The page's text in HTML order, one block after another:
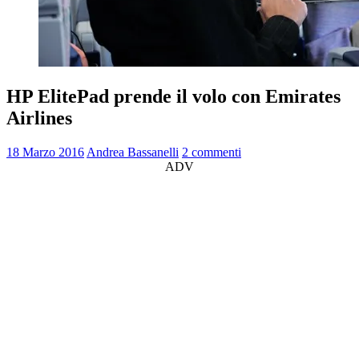
HP ElitePad prende il volo con Emirates
Airlines
18 Marzo 2016 Andrea Bassanelli 2 commenti
ADV